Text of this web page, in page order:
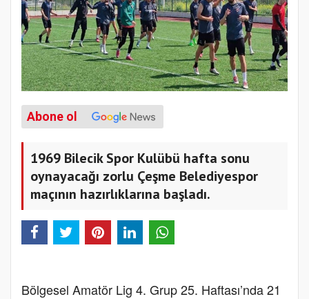
Abone ol
1969 Bilecik Spor Kulübü hafta sonu
oynayacağı zorlu Çeşme Belediyespor
maçının hazırlıklarına başladı.
Bölgesel Amatör Lig 4. Grup 25. Haftası’nda 21